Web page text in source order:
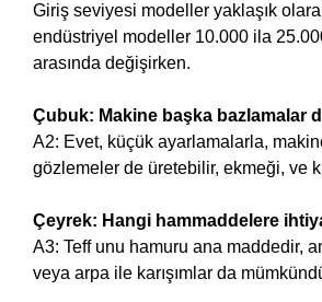
Giriş seviyesi modeller yaklaşık
endüstriyel modeller 10.000 ila
arasında değişirken.
Çubuk: Makine başka bazlamalar
A2: Evet, küçük ayarlamalarla,
gözlemeler de üretebilir, ekmeği, ve
Çeyrek: Hangi hammaddelere
A3: Teff unu hamuru ana maddedir,
veya arpa ile karışımlar da